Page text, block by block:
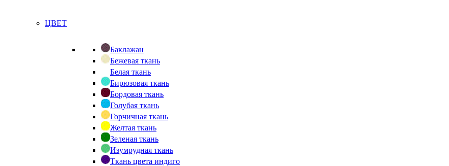
ЦВЕТ
Баклажан
Бежевая ткань
Белая ткань
Бирюзовая ткань
Бордовая ткань
Голубая ткань
Горчичная ткань
Желтая ткань
Зеленая ткань
Изумрудная ткань
Ткань цвета индиго